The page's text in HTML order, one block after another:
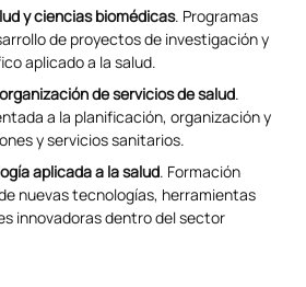
y ciencias biomédicas. Programas
de proyectos de investigación y
aplicado a la salud.
de servicios de salud.
a la planificación, organización y
y servicios sanitarios.
aplicada a la salud. Formación
nuevas tecnologías, herramientas
innovadoras dentro del sector